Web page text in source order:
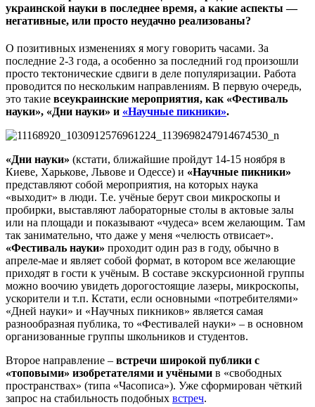
украинской науки в последнее время, а какие аспекты —
негативные, или просто неудачно реализованы?
О позитивных изменениях я могу говорить часами. За
последние 2-3 года, а особенно за последний год произошли
просто тектонические сдвиги в деле популяризации. Работа
проводится по нескольким направлениям. В первую очередь,
это такие всеукраинские мероприятия, как «Фестиваль
науки», «Дни науки» и «Научные пикники».
«Дни науки» (кстати, ближайшие пройдут 14-15 ноября в
Киеве, Харькове, Львове и Одессе) и «Научные пикники»
представляют собой мероприятия, на которых наука
«выходит» в люди. Т.е. учёные берут свои микроскопы и
пробирки, выставляют лабораторные столы в актовые залы
или на площади и показывают «чудеса» всем желающим. Там
так занимательно, что даже у меня «челюсть отвисает».
«Фестиваль науки» проходит один раз в году, обычно в
апреле-мае и являет собой формат, в котором все желающие
приходят в гости к учёным. В составе экскурсионной группы
можно воочию увидеть дорогостоящие лазеры, микроскопы,
ускорители и т.п. Кстати, если основными «потребителями»
«Дней науки» и «Научных пикников» является самая
разнообразная публика, то «Фестивалей науки» – в основном
организованные группы школьников и студентов.
Второе направление – встречи широкой публики с
«топовыми» изобретателями и учёными в «свободных
пространствах» (типа «Часописа»). Уже сформирован чёткий
запрос на стабильность подобных встреч.